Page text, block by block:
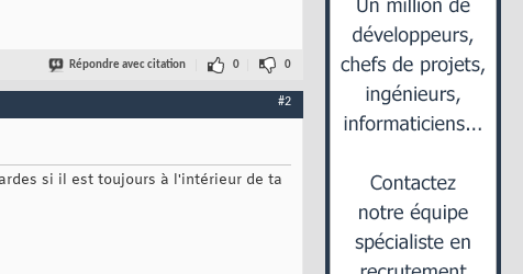
Répondre avec citation 0 0
#2
si il est toujours à l'intérieur de ta